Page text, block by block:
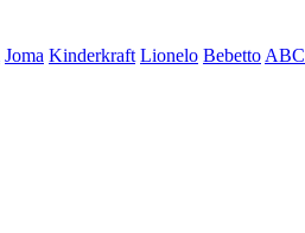
Joma Kinderkraft Lionelo Bebetto